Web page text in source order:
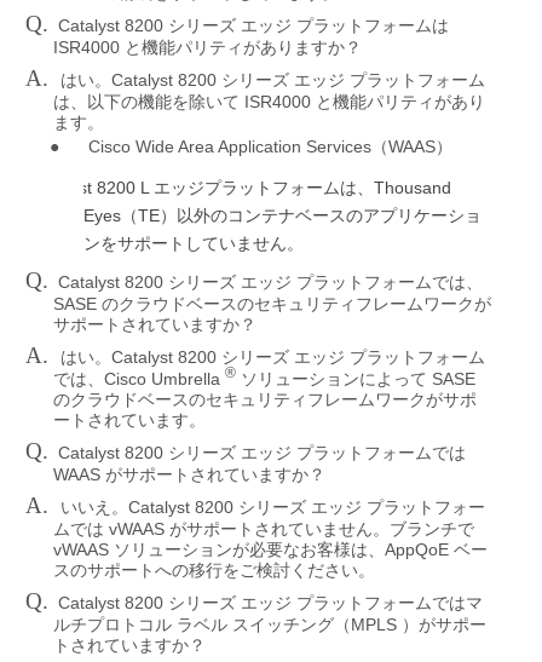
Q. Catalyst 8200 シリーズ エッジ プラットフォームは
ISR4000 と機能パリティがありますか？
A. はい。 Catalyst 8200 シリーズ エッジ プラットフォーム
は、以下の機能を除いて ISR4000 と機能パリティがあり
ます。
● Cisco Wide Area Application Services （WAAS）
Catalyst 8200 L エッジプラットフォームは、 Thousand
Eyes （TE）以外のコンテナベースのアプリケーショ
ンをサポートしていません。
Q. Catalyst 8200 シリーズ エッジ プラットフォームでは、
SASE のクラウドベースのセキュリティフレームワークが
サポートされていますか？
A. はい。 Catalyst 8200 シリーズ エッジ プラットフォーム
では、 Cisco Umbrella ® ソリューションによって SASE
のクラウドベースのセキュリティフレームワークがサポ
ートされています。
Q. Catalyst 8200 シリーズ エッジ プラットフォームでは
WAAS がサポートされていますか？
A. いいえ。 Catalyst 8200 シリーズ エッジ プラットフォー
ムでは vWAAS がサポートされていません。ブランチで
vWAAS ソリューションが必要なお客様は、 AppQoE ベー
スのサポートへの移行をご検討ください。
Q. Catalyst 8200 シリーズ エッジ プラットフォームではマ
ルチプロトコル ラベル スイッチング（ MPLS ）がサポー
トされていますか？